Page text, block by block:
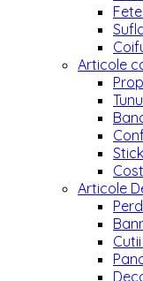
Articole
Articole